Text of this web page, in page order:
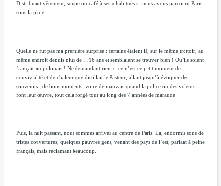
Distribuant vêtement, soupe ou café à ses « habitués », nous avons parcouru Paris
sous la pluie.
Quelle ne fut pas ma première surprise : certains étaient là, sur le même trottoir, au
même endroit depuis plus de …16 ans et semblaient se trouver bien ! Qu’ils soient
français ou polonais ! Ne demandant rien, si ce n’est ce petit moment de
convivialité et de chaleur que distillait le Pasteur, allant jusqu’à évoquer des
souvenirs ; de bons moments, voire de mauvais quand la police ou des voleurs
font leur œuvre, tout cela forgé tout au long des 7 années de maraude
Puis, la nuit passant, nous sommes arrivés au centre de Paris. Là, endormis sous de
tristes couvertures, quelques pauvres gens, venant des pays de l’est, parlant à peine
français, mais réclamant beaucoup.